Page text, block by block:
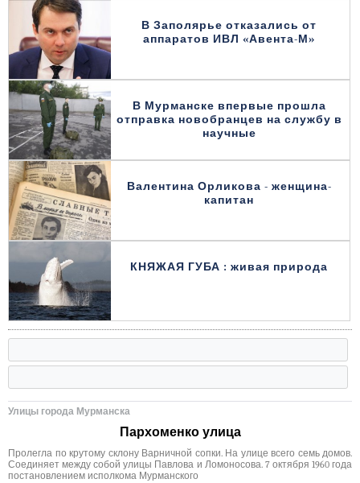
В Заполярье отказались от
аппаратов ИВЛ «Авента-М»
В Мурманске впервые прошла
отправка новобранцев на службу в
научные
Валентина Орликова - женщина-
капитан
КНЯЖАЯ ГУБА : живая природа
Улицы города Мурманска
Пархоменко улица
Пролегла по крутому склону Варничной сопки. На улице всего семь домов.
Соединяет между собой улицы Павлова и Ломоносова. 7 октября 1960 года
постановлением исполкома Мурманского